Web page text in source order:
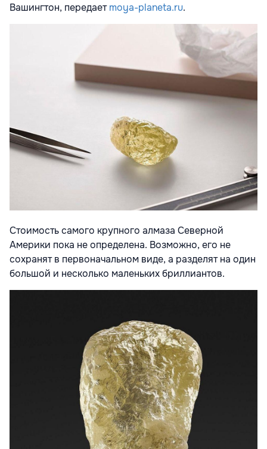
Вашингтон, передаетmoya-planeta.ru.
Стоимость самого крупного алмаза Северной
Америки пока не определена. Возможно, его не
сохранят в первоначальном виде, а разделят на один
большой и несколько маленьких бриллиантов.